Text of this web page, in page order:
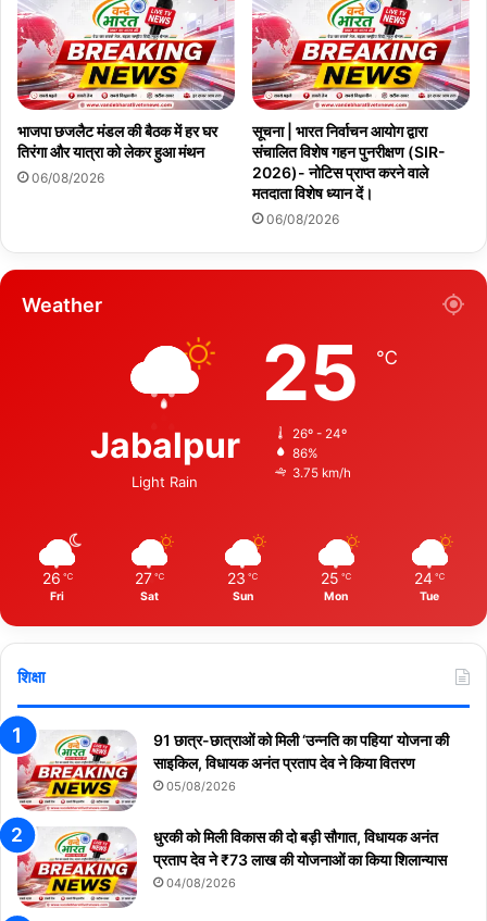
भाजपा छजलैट मंडल की बैठक में हर घर
तिरंगा और यात्रा को लेकर हुआ मंथन
06/08/2026
सूचना | भारत निर्वाचन आयोग द्वारा
संचालित विशेष गहन पुनरीक्षण (SIR-
2026)- नोटिस प्राप्त करने वाले
मतदाता विशेष ध्यान दें।
06/08/2026
Weather
Jabalpur
Light Rain
25 ℃
26º - 24º
86%
3.75 km/h
26 ℃
Fri
27 ℃
Sat
23 ℃
Sun
25 ℃
Mon
24 ℃
Tue
शिक्षा
91 छात्र-छात्राओं को मिली ‘उन्नति का पहिया’ योजना की
साइकिल, विधायक अनंत प्रताप देव ने किया वितरण
05/08/2026
धुरकी को मिली विकास की दो बड़ी सौगात, विधायक अनंत
प्रताप देव ने ₹73 लाख की योजनाओं का किया शिलान्यास
04/08/2026